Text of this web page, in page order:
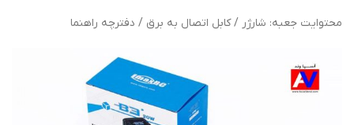
محتوایت جعبه: شارژر / کابل اتصال به برق / دفترچه راهنما